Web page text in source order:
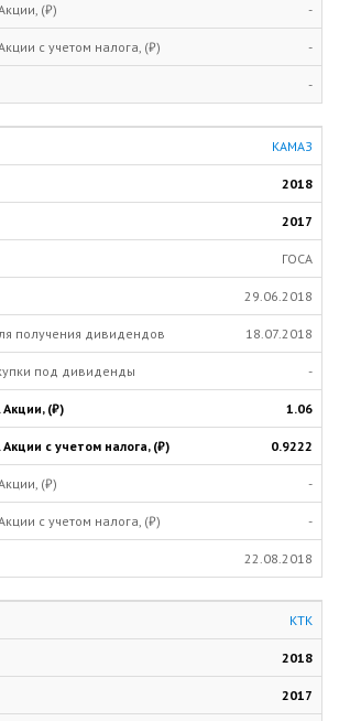
-
-
-
КАМАЗ
2018
2017
ГОСА
29.06.2018
18.07.2018
-
1.06
0.9222
-
-
22.08.2018
КТК
2018
2017